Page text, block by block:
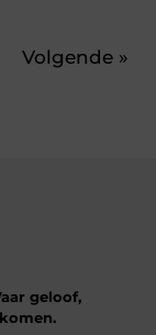
Volgende »
geloof,